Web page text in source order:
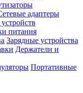
адаптеры
питания
Зарядные устройства
Держатели и
Портативные